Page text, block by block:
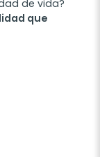
de vida?
que